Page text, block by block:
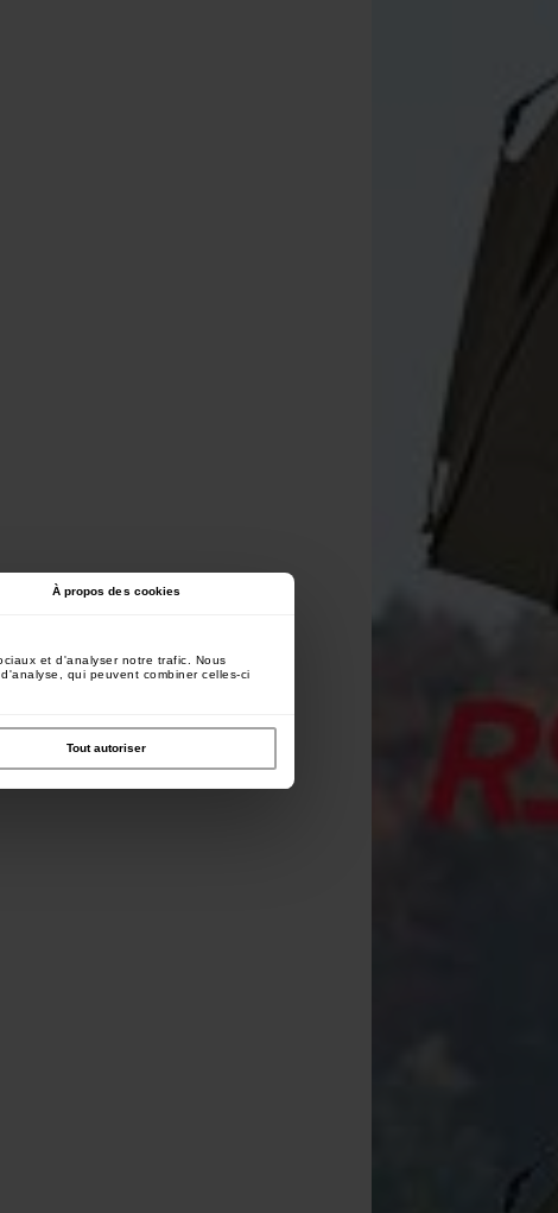
À propos des cookies
et d'analyser notre trafic. Nous
qui peuvent combiner celles-ci
Tout autoriser